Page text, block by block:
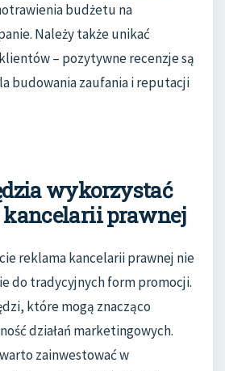
budżetu na
Należy także unikać
– pozytywne recenzje są
budowania zaufania i reputacji
wykorzystać
prawnej
reklama kancelarii prawnej nie
do tradycyjnych form promocji.
które mogą znacząco
działań marketingowych.
zainwestować w